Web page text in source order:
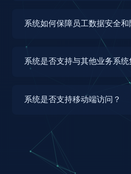
分支机构管理。系统采用多
公司/分支机构可独立设置组
和业务流程，同时支持跨公
总和数据分析。系统还支持
用不同的业务规则和流程配
织管理需求。管理员可根据
分支机构的权限和数据隔离
系统如何保障员工数据安全和
我们高度重视员工数据安全和
措施确保数据安全：1) 系统
法》《个人信息保护法》等相
用银行级加密技术保护数据
细粒度权限控制，确保用户
的数据；4) 完善的操作日志
有数据访问和操作行为；5)
感信息进行脱敏显示；6) 定
复机制；7) 支持本地化部署
控。此外，系统还提供数据
测等安全功能，全方位保障
系统是否支持与其他业务系统
是的，乐易互联人力资源管
能力，支持与多种业务系统集
RESTful API接口，支持与OA
集成；2) 支持与钉钉、企业
公平台集成，实现组织架构
支持与考勤机、门禁系统等
步考勤数据；4) 支持与招聘
三方服务集成；5) 提供标准
系统是否支持移动端访问？
是的，乐易互联人力资源管
端支持：1) 原生移动应用：
统，提供与PC端一致的功能
版：支持通过手机浏览器访
小程序：支持企业微信和微